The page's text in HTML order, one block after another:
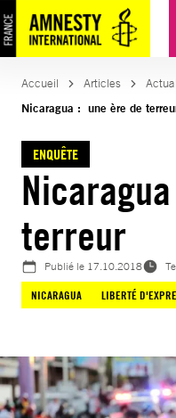
Aller
au
contenu
Accueil Articles
Nicaragua : une ère de
ENQUÊTE
terreur
Publié le 17.10.2018
NICARAGUA
LIBERTÉ